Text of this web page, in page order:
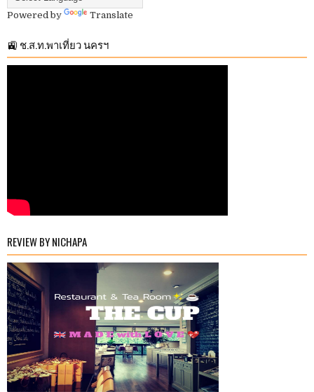
Powered by Translate
🚉 ช.ส.ท.พาเที่ยว นครฯ
REVIEW BY NICHAPA